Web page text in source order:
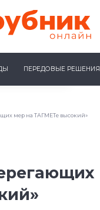
ПЕРЕДОВЫЕ РЕШЕНИЯ
мер на ТАГМЕТе высокий»